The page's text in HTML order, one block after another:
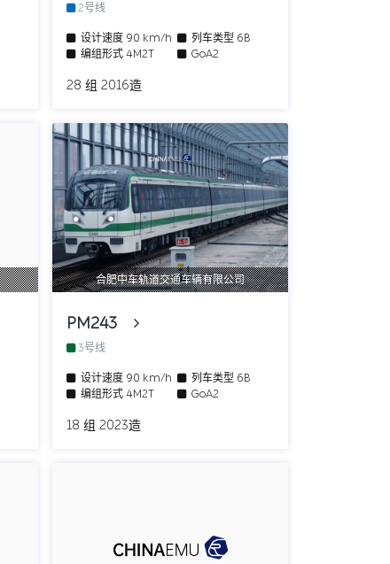
2号线
设计速度90 km/h 列车类型 6B
编组形式4M2T GoA2
28 组 2016造
合肥中车轨道交通车辆有限公司
PM243
3号线
设计速度90 km/h 列车类型 6B
编组形式4M2T GoA2
18 组 2023造